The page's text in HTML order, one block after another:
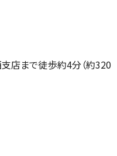
店まで徒歩約4分（約320